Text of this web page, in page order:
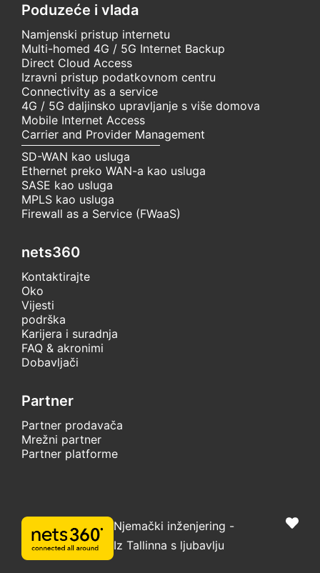
Poduzeće i vlada
Namjenski pristup internetu
Multi-homed 4G / 5G Internet Backup
Direct Cloud Access
Izravni pristup podatkovnom centru
Connectivity as a service
4G / 5G daljinsko upravljanje s više domova
Mobile Internet Access
Carrier and Provider Management
SD-WAN kao usluga
Ethernet preko WAN-a kao usluga
SASE kao usluga
MPLS kao usluga
Firewall as a Service (FWaaS)
nets360
Kontaktirajte
Oko
Vijesti
podrška
Karijera i suradnja
FAQ & akronimi
Dobavljači
Partner
Partner prodavača
Mrežni partner
Partner platforme
Njemački inženjering -
Iz Tallinna s ljubavlju